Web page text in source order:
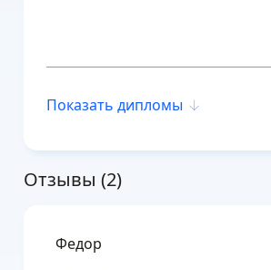
Показать дипломы
Отзывы (2)
Федор